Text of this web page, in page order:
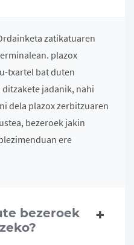
zatikatuaren
plazox
txartel bat duten
jadanik, nahi
dela plazox zerbitzuaren
bezeroek jakin
ere
bezeroek